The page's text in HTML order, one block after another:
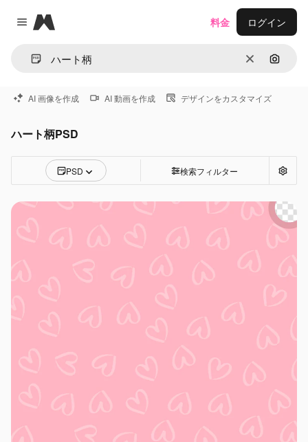
Close menu
Magnific
消去 画像で
料金 ログイン
AI 画像を作成 AI 動画を作成 デザインをカスタマイズ
ハート柄PSD
PSD 検索フィルター